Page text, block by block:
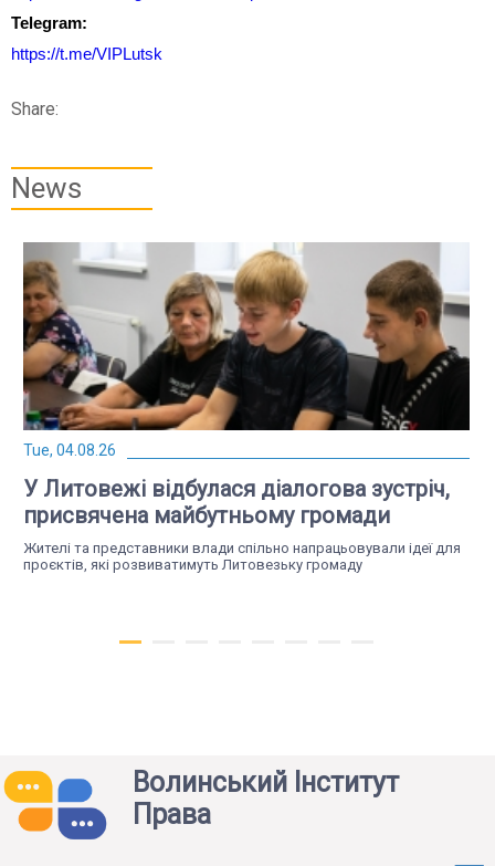
Telegram:
https://t.me/VIPLutsk
Share:
News
Tue, 04.08.26
У Литовежі відбулася діалогова зустріч,
присвячена майбутньому громади
Жителі та представники влади спільно напрацьовували ідеї для
проєктів, які розвиватимуть Литовезьку громаду
Thu, 23.07.26
Волинський Інститут
Права